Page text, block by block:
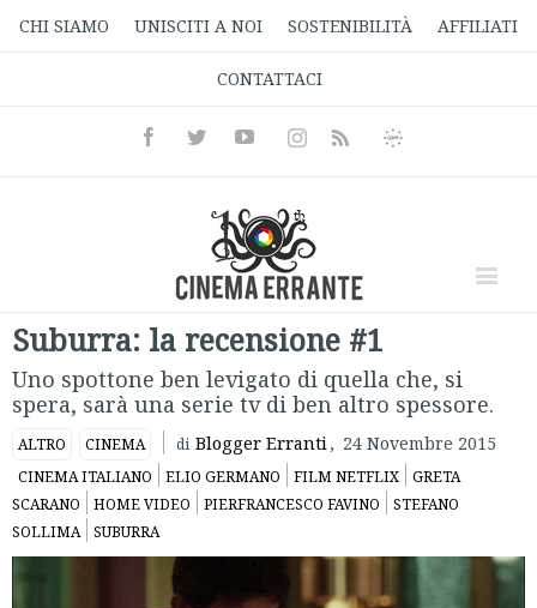
CHI SIAMO UNISCITI A NOI SOSTENIBILITÀ AFFILIATI
CONTATTACI
FacebookTwitterYoutubeInstagramRss
Informativa
Suburra: la recensione #1
Uno spottone ben levigato di quella che, si
spera, sarà una serie tv di ben altro spessore.
ALTRO CINEMA di Blogger Erranti, 24 Novembre 2015
CINEMA ITALIANO ELIO GERMANO FILM NETFLIX
GRETA
SCARANO
HOME VIDEO PIERFRANCESCO FAVINO
STEFANO
SOLLIMA
SUBURRA